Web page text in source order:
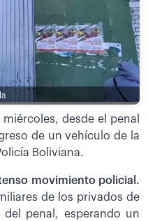
desde el penal
de un vehículo de la
Boliviana.
movimiento policial.
de los privados de
del penal, esperando un